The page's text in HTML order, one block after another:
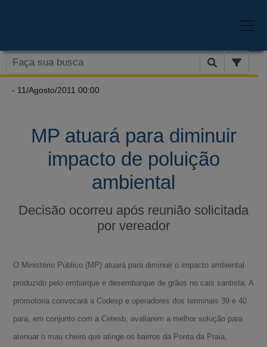
- 11/Agosto/2011 00:00
MP atuará para diminuir
impacto de poluição
ambiental
Decisão ocorreu após reunião solicitada
por vereador
O Ministério Público (MP) atuará para diminuir o impacto ambiental
produzido pelo embarque e desembarque de grãos no cais santista. A
promotoria convocará a Codesp e operadores dos terminais 39 e 40
para, em conjunto com a Cetesb, avaliarem a melhor solução para
atenuar o mau cheiro que atinge os bairros da Ponta da Praia,